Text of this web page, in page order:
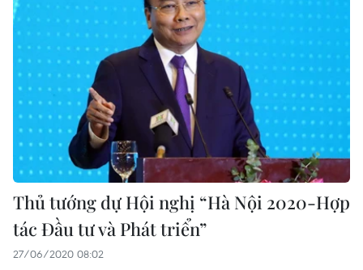
Thủ tướng dự Hội nghị “Hà Nội 2020-Hợp
tác Đầu tư và Phát triển”
27/06/2020 08:02